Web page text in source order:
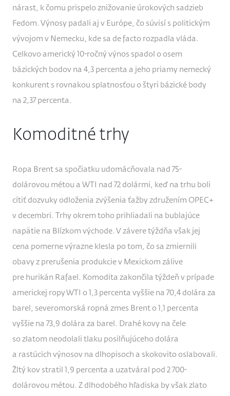
nárast, k čomu prispelo znižovanie úrokových sadzieb
Fedom. Výnosy padali aj v Európe, čo súvisí s politickým
vývojom v Nemecku, kde sa de facto rozpadla vláda.
Celkovo americký 10-ročný výnos spadol o osem
bázických bodov na 4,3 percenta a jeho priamy nemecký
konkurent s rovnakou splatnosťou o štyri bázické body
na 2,37 percenta.
Komoditné trhy
Ropa Brent sa spočiatku udomácňovala nad 75-
dolárovou métou a WTI nad 72 dolármi, keď na trhu boli
cítiť dozvuky odloženia zvýšenia ťažby združením OPEC+
v decembri. Trhy okrem toho prihliadali na bublajúce
napätie na Blízkom východe. V závere týždňa však jej
cena pomerne výrazne klesla po tom, čo sa zmiernili
obavy z prerušenia produkcie v Mexickom zálive
pre hurikán Rafael. Komodita zakončila týždeň v prípade
americkej ropy WTI o 1,3 percenta vyššie na 70,4 dolára za
barel, severomorská ropná zmes Brent o 1,1 percenta
vyššie na 73,9 dolára za barel. Drahé kovy na čele
so zlatom neodolali tlaku posilňujúceho dolára
a rastúcich výnosov na dlhopisoch a skokovito oslabovali.
Žltý kov stratil 1,9 percenta a uzatváral pod 2 700-
dolárovou métou. Z dlhodobého hľadiska by však zlato